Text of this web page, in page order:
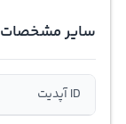
سایر مشخصات
ID آپدیت